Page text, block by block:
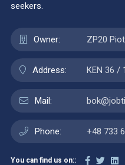
seekers.
Owner: ZP20
Address: KEN 36 /
Mail:
Phone: +48 733
You can find us on::